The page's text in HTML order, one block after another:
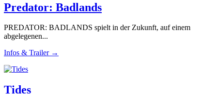
Predator: Badlands
PREDATOR: BADLANDS spielt in der Zukunft, auf einem
abgelegenen...
Infos & Trailer →
Tides